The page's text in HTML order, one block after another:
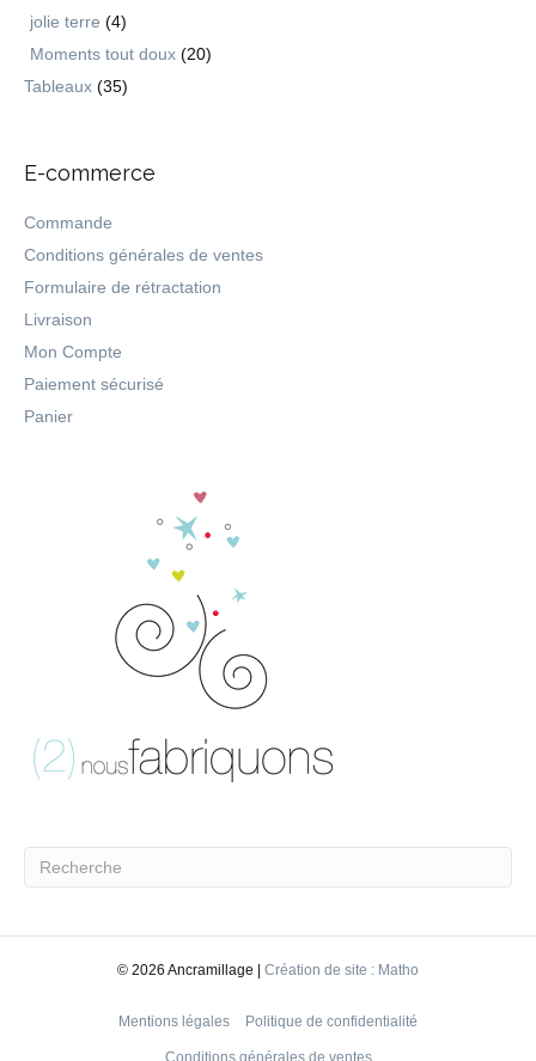
jolie terre (4)
Moments tout doux (20)
Tableaux (35)
E-commerce
Commande
Conditions générales de ventes
Formulaire de rétractation
Livraison
Mon Compte
Paiement sécurisé
Panier
© 2026 Ancramillage | Création de site : Matho
Mentions légales Politique de confidentialité
Conditions générales de ventes